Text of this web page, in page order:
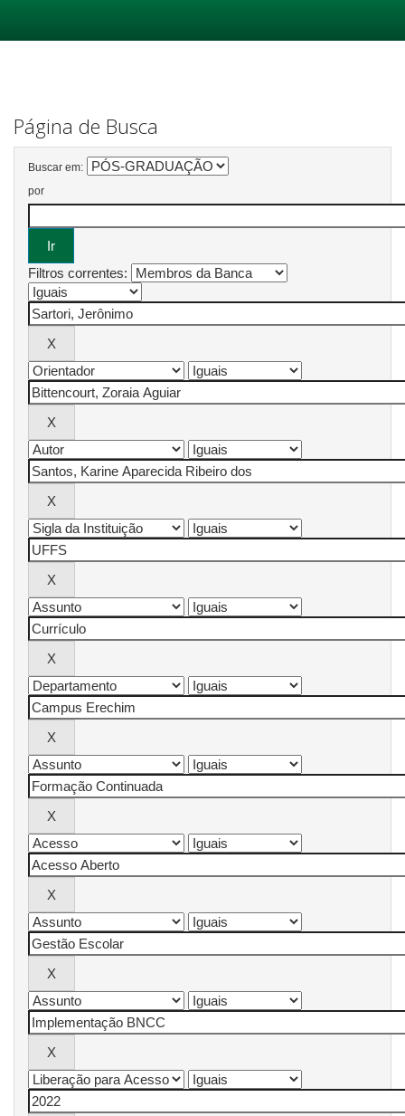
Página de Busca
Buscar em:
por
Filtros correntes: